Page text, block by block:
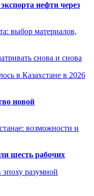
нефти через
выбор материалов,
снова и снова
в Казахстане в 2026
новой
возможности и
шесть рабочих
эпоху разумной